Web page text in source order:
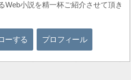
Web小説を精一杯ご紹介させて頂き
ーする プロフィール